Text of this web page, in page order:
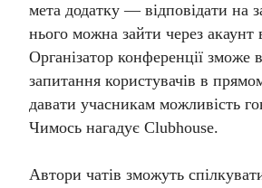
мета додатку — відповідати на
нього можна зайти через акаунт
Організатор конференції зможе
запитання користувачів в
давати учасникам можливість
Чимось нагадує Clubhouse.
Автори чатів зможуть